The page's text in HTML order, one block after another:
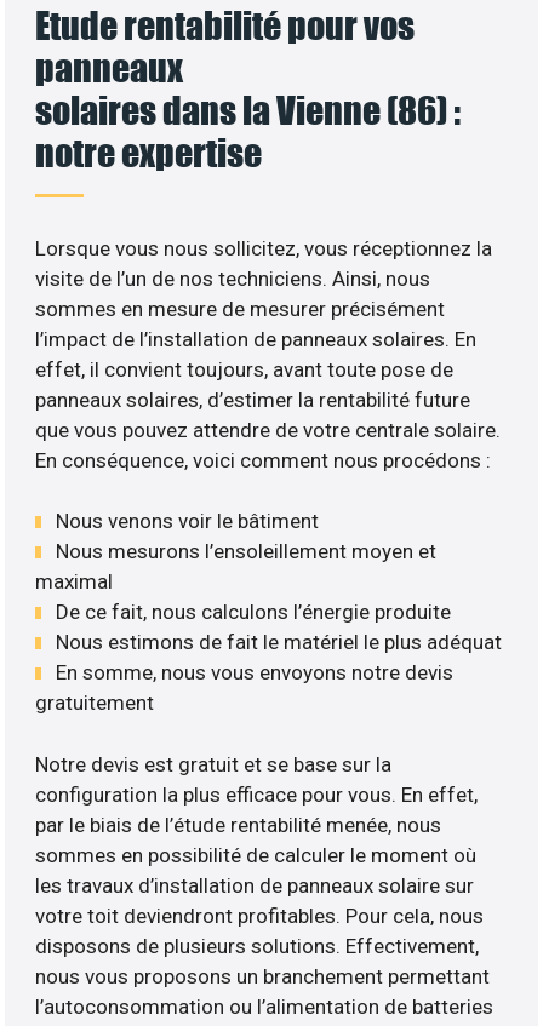
Etude rentabilité pour vos
panneaux
solaires dans la Vienne (86) :
notre expertise
Lorsque vous nous sollicitez, vous réceptionnez la
visite de l’un de nos techniciens. Ainsi, nous
sommes en mesure de mesurer précisément
l’impact de l’installation de panneaux solaires. En
effet, il convient toujours, avant toute pose de
panneaux solaires, d’estimer la rentabilité future
que vous pouvez attendre de votre centrale solaire.
En conséquence, voici comment nous procédons :
Nous venons voir le bâtiment
Nous mesurons l’ensoleillement moyen et
maximal
De ce fait, nous calculons l’énergie produite
Nous estimons de fait le matériel le plus adéquat
En somme, nous vous envoyons notre devis
gratuitement
Notre devis est gratuit et se base sur la
configuration la plus efficace pour vous. En effet,
par le biais de l’étude rentabilité menée, nous
sommes en possibilité de calculer le moment où
les travaux d’installation de panneaux solaire sur
votre toit deviendront profitables. Pour cela, nous
disposons de plusieurs solutions. Effectivement,
nous vous proposons un branchement permettant
l’autoconsommation ou l’alimentation de batteries